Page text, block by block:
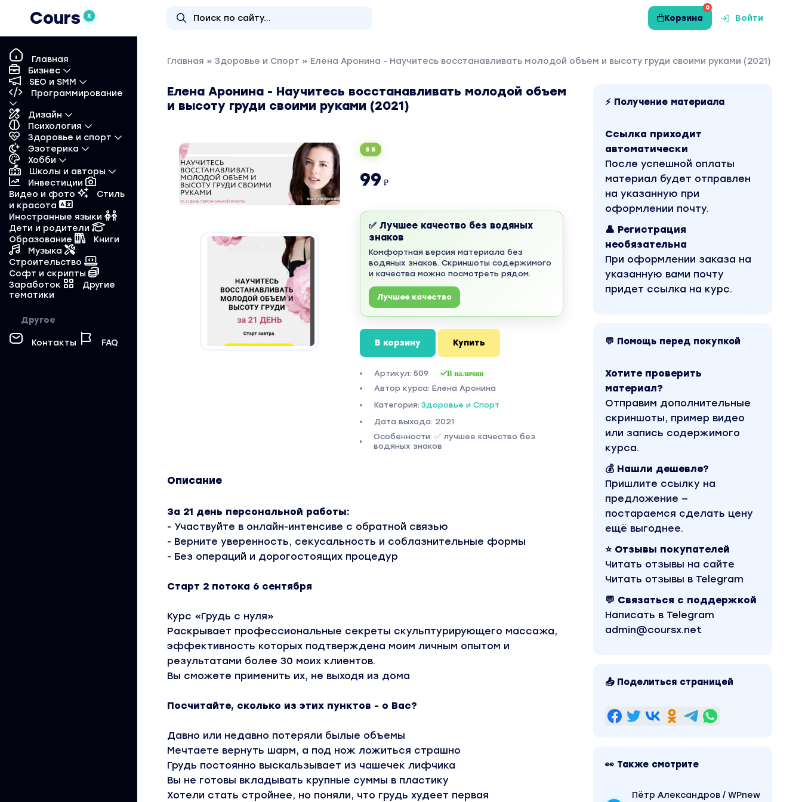
Cours X
0
Корзина Войти
Главная
Бизнес
SEO и SMM
Программирование
Дизайн
Психология
Здоровье и спорт
Эзотерика
Хобби
Школы и авторы
Инвестиции
Видео и фото
Стиль
и красота
Иностранные языки
Дети и родители
Образование
Книги
Музыка
Строительство
Софт и скрипты
Заработок
Другие
тематики
Другое
Контакты FAQ
Главная » Здоровье и Спорт » Елена Аронина - Научитесь восстанавливать молодой объем и высоту груди своими руками (2021)
Елена Аронина - Научитесь восстанавливать молодой объем
и высоту груди своими руками (2021)
5 Б
99 ₽
✅ Лучшее качество без водяных
знаков
Комфортная версия материала без
водяных знаков. Скриншоты содержимого
и качества можно посмотреть рядом.
Лучшее качество
В корзину Купить
Артикул: 509 В наличии
Автор курса: Елена Аронина
Категория: Здоровье и Спорт
Дата выхода: 2021
Особенности: ✅ лучшее качество без
водяных знаков
Описание
За 21 день персональной работы:
- Участвуйте в онлайн-интенсиве с обратной связью
- Верните уверенность, секусальность и соблазнительные формы
- Без операций и дорогостоящих процедур
Старт 2 потока 6 сентября
Курс «Грудь с нуля»
Раскрывает профессиональные секреты скульптурирующего массажа,
эффективность которых подтверждена моим личным опытом и
результатами более 30 моих клиентов.
Вы сможете применить их, не выходя из дома
Посчитайте, сколько из этих пунктов - о Вас?
Давно или недавно потеряли былые объемы
Мечтаете вернуть шарм, а под нож ложиться страшно
Грудь постоянно выскальзывает из чашечек лифчика
Вы не готовы вкладывать крупные суммы в пластику
Хотели стать стройнее, но поняли, что грудь худеет первая
⚡ Получение материала
Ссылка приходит
автоматически
После успешной оплаты
материал будет отправлен
на указанную при
оформлении почту.
👤 Регистрация
необязательна
При оформлении заказа на
указанную вами почту
придет ссылка на курс.
💬 Помощь перед покупкой
Хотите проверить
материал?
Отправим дополнительные
скриншоты, пример видео
или запись содержимого
курса.
💰 Нашли дешевле?
Пришлите ссылку на
предложение —
постараемся сделать цену
ещё выгоднее.
⭐ Отзывы покупателей
Читать отзывы на сайте
Читать отзывы в Telegram
💬 Связаться с поддержкой
Написать в Telegram
admin@coursx.net
📤 Поделиться страницей
👀 Также смотрите
Пётр Александров / WPnew